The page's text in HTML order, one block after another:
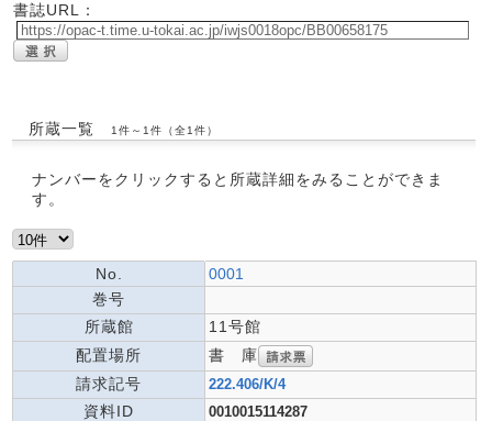
書誌URL：
所蔵一覧 1件～1件（全1件）
ナンバーをクリックすると所蔵詳細をみることができま
す。
No.
0001
巻号
所蔵館
11号館
配置場所
書 庫
請求記号
222.406/K/4
資料ID 0010015114287